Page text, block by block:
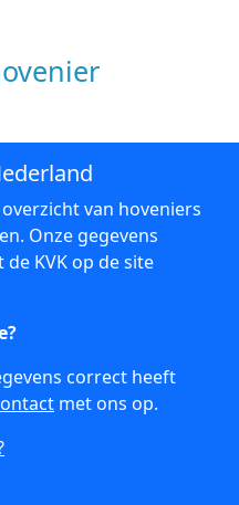
van hoveniers
Onze gegevens
KVK op de site
correct heeft
met ons op.